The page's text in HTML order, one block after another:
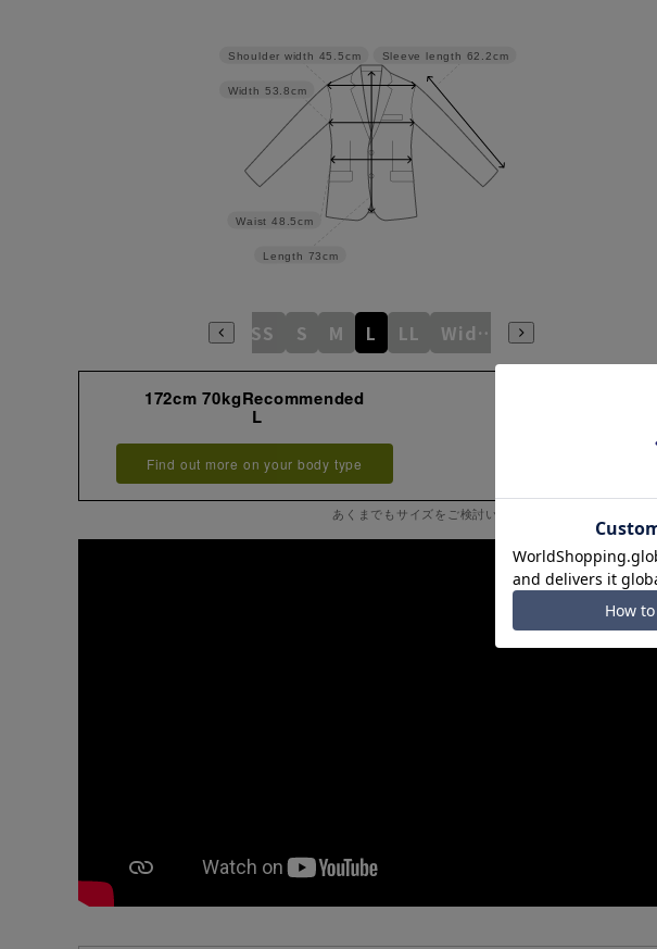
Sleeve length 62.2cm
Length 73cm
Waist 48.5cm
Width 53.8cm
Shoulder width 45.5cm
SS S M L LL WideM 3L
172cm 70kgRecommended
L
Find out more on your body type
あくまでもサイズをご検討いただく際の目安となります。